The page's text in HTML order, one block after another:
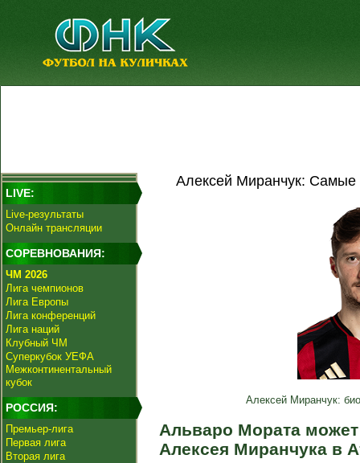
LIVE:
Live-результаты
Онлайн трансляции
СОРЕВНОВАНИЯ:
ЧМ 2026
Лига чемпионов
Лига Европы
Лига конференций
Лига наций
Клубный ЧМ
Суперкубок УЕФА
Межконтинентальный
кубок
РОССИЯ:
Премьер-лига
Первая лига
Вторая лига
Алексей Миранчук: Самые
Алексей Миранчук:
Альваро Мората
Алексея Миранчука в